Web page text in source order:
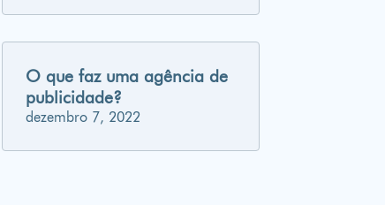
O que faz uma agência de
publicidade?
dezembro 7, 2022